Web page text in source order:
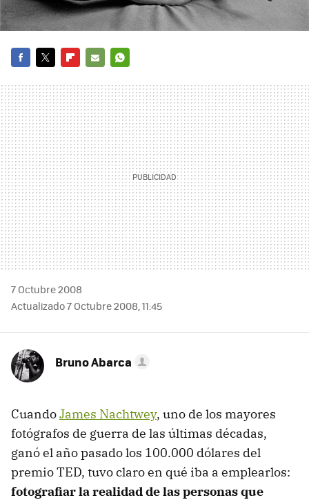
MAIL
7 Octubre 2008
Actualizado 7 Octubre 2008, 11:45
Bruno Abarca
CuandoJames Nachtwey, uno de los mayores
fotógrafos de guerra de las últimas décadas,
ganó el año pasado los 100.000 dólares del
premio TED, tuvo claro en qué iba a emplearlos:
fotografiar la realidad de las personas que